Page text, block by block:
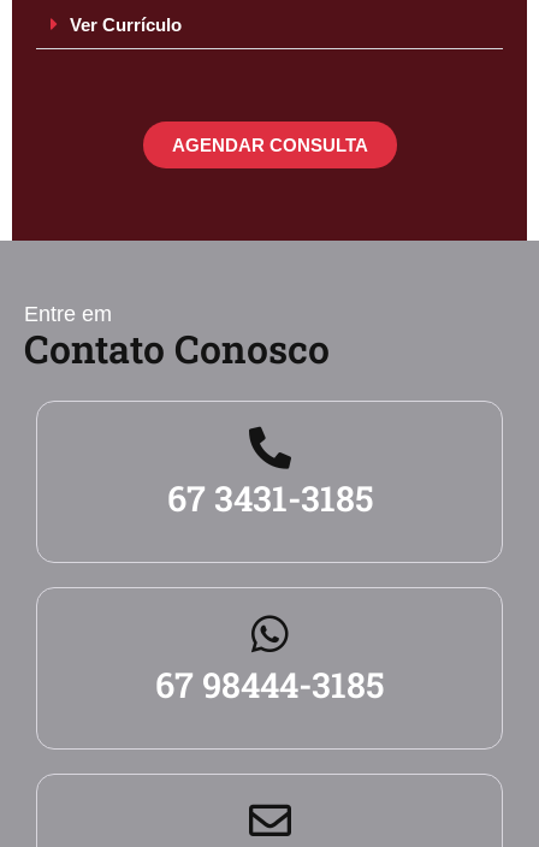
Ver Currículo
AGENDAR CONSULTA
Entre em
Contato Conosco
67 3431-3185
67 98444-3185